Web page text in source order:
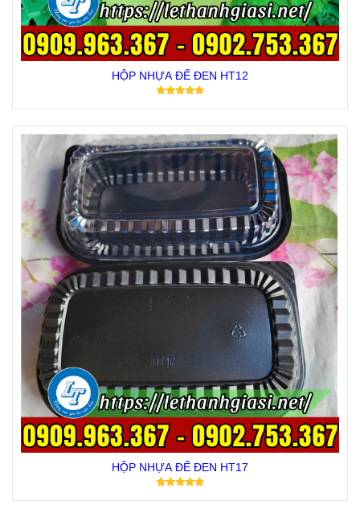
HỘP NHỰA ĐẾ ĐEN HT12
HỘP NHỰA ĐẾ ĐEN HT17